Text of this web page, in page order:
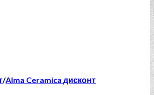
/Alma Ceramica дисконт